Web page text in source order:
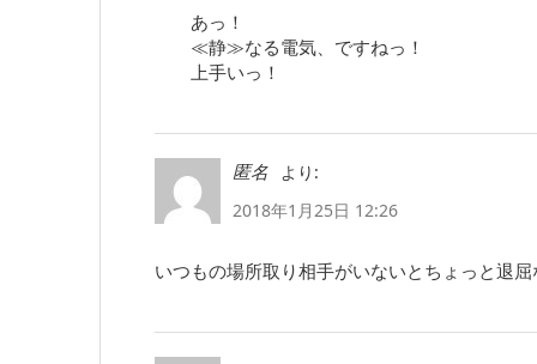
あっ！
≪静≫なる電気、ですねっ！
上手いっ！
匿名
より:
2018年1月25日 12:26
いつもの場所取り相手がいないとちょっと退